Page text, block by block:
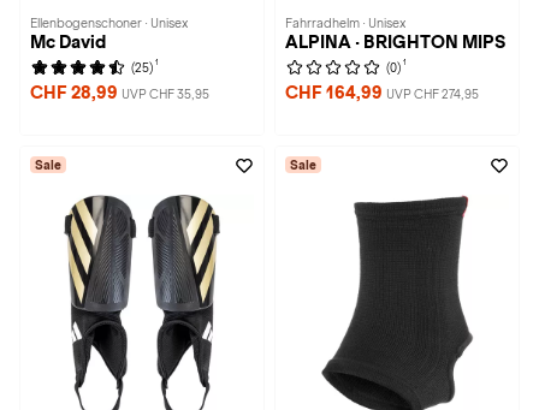
Ellenbogenschoner · Unisex
Mc David
(25) 1
CHF 28,99 UVP CHF 35,95
Fahrradhelm · Unisex
ALPINA · BRIGHTON MIPS
(0) 1
CHF 164,99 UVP CHF 274,95
Sale Sale